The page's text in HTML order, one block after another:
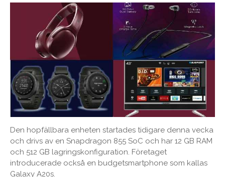
Den hopfällbara enheten startades tidigare denna vecka
och drivs av en Snapdragon 855 SoC och har 12 GB RAM
och 512 GB lagringskonfiguration. Företaget
introducerade också en budgetsmartphone som kallas
Galaxy A20s.